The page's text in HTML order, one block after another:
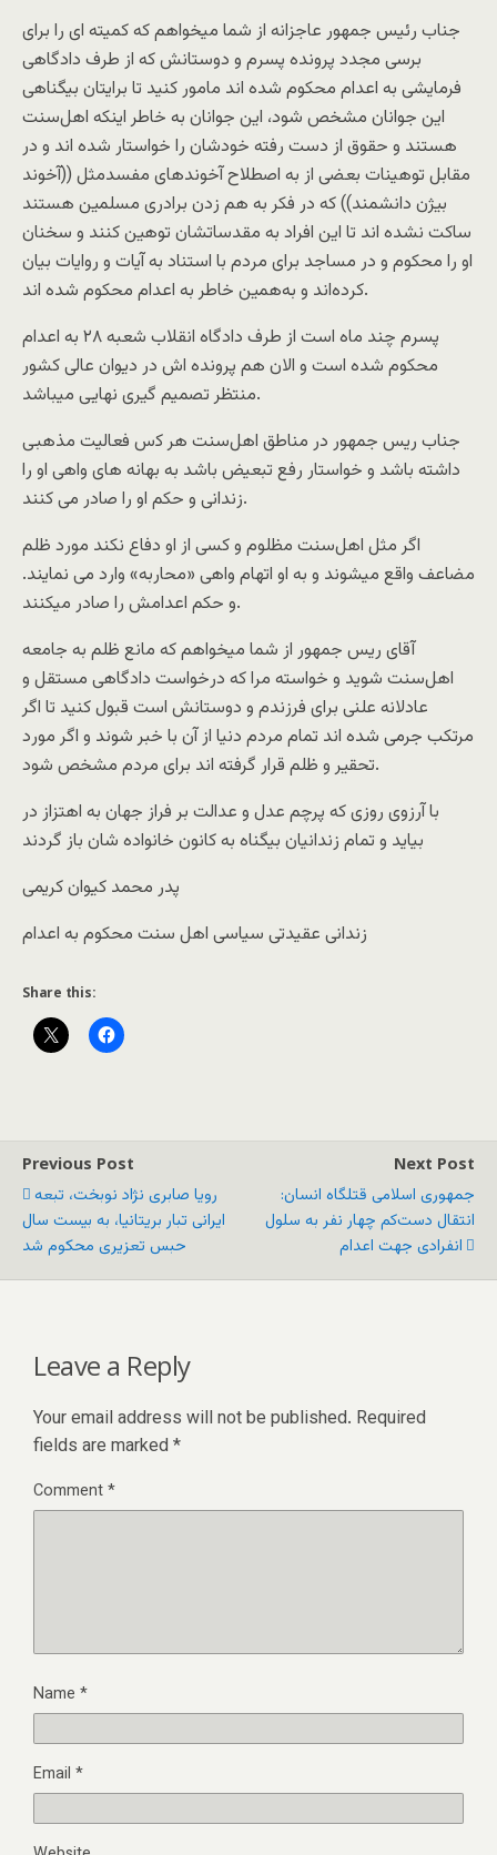
ﺟﻨﺎﺏ ﺭﺋﯿﺲ ﺟﻤﻬﻮﺭ ﻋﺎﺟﺰﺍﻧﻪ ﺍﺯ ﺷﻤﺎ ﻣﯿﺨﻮﺍﻫﻢ ﮐﻪ ﮐﻤﯿﺘﻪ ﺍﯼ ﺭﺍ ﺑﺮﺍﯼ
ﺑﺮﺳﯽ ﻣﺠﺪﺩ ﭘﺮﻭﻧﺪﻩ ﭘﺴﺮﻡ ﻭ ﺩﻭﺳﺘﺎﻧﺶ ﮐﻪ ﺍﺯ ﻃﺮﻑ ﺩﺍﺩﮔﺎﻫﯽ
ﻓﺮﻣﺎﯾﺸﯽ ﺑﻪ ﺍﻋﺪﺍﻡ ﻣﺤﮑﻮﻡ ﺷﺪﻩ ﺍﻧﺪ ﻣﺎﻣﻮﺭ ﮐﻨﯿﺪ ﺗﺎ ﺑﺮﺍﯾﺘﺎﻥ ﺑﯿﮕﻨﺎﻫﯽ
ﺍﯾﻦ ﺟﻮﺍﻧﺎﻥ ﻣﺸﺨﺺ ﺷﻮﺩ، ﺍﯾﻦ ﺟﻮﺍﻧﺎﻥ ﺑﻪ ﺧﺎﻃﺮ ﺍﯾﻨﮑﻪ ﺍﻫﻞ‌ﺳﻨﺖ
ﻫﺴﺘﻨﺪ ﻭ ﺣﻘﻮﻕ ﺍﺯ ﺩﺳﺖ ﺭﻓﺘﻪ ﺧﻮﺩﺷﺎﻥ ﺭﺍ ﺧﻮﺍﺳﺘﺎﺭ ﺷﺪﻩ ﺍﻧﺪ ﻭ ﺩﺭ
ﻣﻘﺎﺑﻞ ﺗﻮﻫﯿﻨﺎﺕ ﺑﻌﻀﯽ ﺍﺯ ﺑﻪ ﺍﺻﻄﻼﺡ ﺁﺧﻮﻧﺪﻫﺎﯼ ﻣﻔﺴﺪﻣﺜﻞ ((ﺁﺧﻮﻧﺪ
ﺑﯿﮋﻥ ﺩﺍﻧﺸﻤﻨﺪ)) ﮐﻪ ﺩﺭ ﻓﮑﺮ ﺑﻪ ﻫﻢ ﺯﺩﻥ ﺑﺮﺍﺩﺭﯼ ﻣﺴﻠﻤﯿﻦ ﻫﺴﺘﻨﺪ
ﺳﺎﮐﺖ ﻧﺸﺪﻩ ﺍﻧﺪ ﺗﺎ ﺍﯾﻦ ﺍﻓﺮﺍﺩ ﺑﻪ ﻣﻘﺪﺳﺎﺗﺸﺎﻥ ﺗﻮﻫﯿﻦ ﮐﻨﻨﺪ ﻭ ﺳﺨﻨﺎﻥ
ﺍﻭ ﺭﺍ ﻣﺤﮑﻮﻡ ﻭ ﺩﺭ ﻣﺴﺎﺟﺪ ﺑﺮﺍﯼ ﻣﺮﺩﻡ ﺑﺎ ﺍﺳﺘﻨﺎﺩ ﺑﻪ آﯾﺎﺕ ﻭ ﺭﻭﺍﯾﺎﺕ ﺑﯿﺎﻥ
ﮐﺮﺩﻩ‌ﺍﻧﺪ ﻭ ﺑﻪﻫﻤﯿﻦ ﺧﺎﻃﺮ ﺑﻪ ﺍﻋﺪﺍﻡ ﻣﺤﮑﻮﻡ ﺷﺪﻩ ﺍﻧﺪ.
ﭘﺴﺮﻡ ﭼﻨﺪ ﻣﺎﻩ ﺍﺳﺖ ﺍﺯ ﻃﺮﻑ ﺩﺍﺩﮔﺎﻩ ﺍﻧﻘﻼﺏ ﺷﻌﺒﻪ ۲۸ ﺑﻪ ﺍﻋﺪﺍﻡ
ﻣﺤﮑﻮﻡ ﺷﺪﻩ ﺍﺳﺖ ﻭ ﺍﻻﻥ ﻫﻢ ﭘﺮﻭﻧﺪﻩ ﺍﺵ ﺩﺭ ﺩﯾﻮﺍﻥ ﻋﺎﻟﯽ ﮐﺸﻮﺭ
ﻣﻨﺘﻈﺮ ﺗﺼﻤﯿﻢ ﮔﯿﺮﯼ ﻧﻬﺎﯾﯽ ﻣﯿﺒﺎﺷﺪ.
ﺟﻨﺎﺏ ﺭﯾﺲ ﺟﻤﻬﻮﺭ ﺩﺭ ﻣﻨﺎﻃﻖ ﺍﻫﻞ‌ﺳﻨﺖ ﻫﺮ ﮐﺱ ﻓﻌﺎﻟﯿﺖ ﻣﺬﻫﺒﯽ
ﺩﺍﺷﺘﻪ ﺑﺎﺷﺪ ﻭ ﺧﻮﺍﺳﺘﺎﺭ ﺭﻓﻊ ﺗﺒﻌﯿﺾ ﺑﺎﺷﺪ ﺑﻪ ﺑﻬﺎﻧﻪ ﻫﺎﯼ ﻭﺍﻫﯽ ﺍﻭ ﺭﺍ
ﺯﻧﺪﺍﻧﯽ ﻭ ﺣﮑﻢ ﺍﻭ ﺭﺍ ﺻﺎﺩﺭ ﻣﯽ ﮐﻨﻨﺪ.
ﺍﮔﺮ ﻣﺜﻞ ﺍﻫﻞ‌ﺳﻨﺖ ﻣﻈﻠﻮﻡ ﻭ ﮐﺴﯽ ﺍﺯ ﺍﻭ ﺩﻓﺎﻉ ﻧﮑﻨﺪ ﻣﻮﺭﺩ ﻇﻠﻢ
ﻣﻀﺎﻋﻒ ﻭﺍﻗﻊ ﻣﯿﺸﻮﻧﺪ ﻭ ﺑﻪ ﺍﻭ ﺍﺗﻬﺎﻡ ﻭﺍﻫﯽ «ﻣﺤﺎﺭﺑﻪ» ﻭﺍﺭﺩ ﻣﯽ ﻧﻤﺎﯾﻨﺪ.
ﻭ ﺣﮑﻢ ﺍﻋﺪﺍﻣﺶ ﺭﺍ ﺻﺎﺩﺭ ﻣﯿﮑﻨﻨﺪ.
آﻗﺎﯼ ﺭﯾﺲ ﺟﻤﻬﻮﺭ ﺍﺯ ﺷﻤﺎ ﻣﯿﺨﻮﺍﻫﻢ ﮐﻪ ﻣﺎﻧﻊ ﻇﻠﻢ ﺑﻪ ﺟﺎﻣﻌﻪ
ﺍﻫﻞ‌ﺳﻨﺖ ﺷﻮﯾﺪ ﻭ ﺧﻮﺍﺳﺘﻪ ﻣﺮﺍ ﮐﻪ ﺩﺭﺧﻮﺍﺳﺖ ﺩﺍﺩﮔﺎﻫﯽ ﻣﺴﺘﻘﻞ ﻭ
ﻋﺎﺩﻻﻧﻪ ﻋﻠﻨﯽ ﺑﺮﺍﯼ ﻓﺮﺯﻧﺪﻡ ﻭ ﺩﻭﺳﺘﺎﻧﺶ ﺍﺳﺖ ﻗﺒﻮﻝ ﮐﻨﯿﺪ ﺗﺎ ﺍﮔﺮ
ﻣﺮﺗﮑﺐ ﺟﺮﻣﯽ ﺷﺪﻩ ﺍﻧﺪ ﺗﻤﺎﻡ ﻣﺮﺩﻡ ﺩﻧﯿﺎ ﺍﺯ آﻥ ﺑﺎ ﺧﺒﺮ ﺷﻮﻧﺪ ﻭ ﺍﮔﺮ ﻣﻮﺭﺩ
ﺗﺤﻘﯿﺮ ﻭ ﻇﻠﻢ ﻗﺮﺍﺭ ﮔﺮﻓﺘﻪ ﺍﻧﺪ ﺑﺮﺍﯼ ﻣﺮﺩﻡ ﻣﺸﺨﺺ ﺷﻮﺩ.
ﺑﺎ ﺁﺭﺯﻭﯼ ﺭﻭﺯﯼ ﮐﻪ ﭘﺮﭼﻢ ﻋﺪﻝ ﻭ ﻋﺪﺍﻟﺖ ﺑﺮ ﻓﺮﺍﺯ ﺟﻬﺎﻥ ﺑﻪ ﺍﻫﺘﺰﺍﺯ ﺩﺭ
ﺑﯿﺎﯾﺪ ﻭ ﺗﻤﺎﻡ ﺯﻧﺪﺍﻧﯿﺎﻥ ﺑﯿﮕﻨﺎﻩ ﺑﻪ ﮐﺎﻧﻮﻥ ﺧﺎﻧﻮﺍﺩﻩ ﺷﺎﻥ ﺑﺎﺯ ﮔﺮﺩﻧﺪ
ﭘﺪﺭ ﻣﺤﻤﺪ ﮐﯿﻮﺍﻥ ﮐﺮﯾﻤﯽ
ﺯﻧﺪﺍﻧﯽ ﻋﻘﯿﺪﺗﯽ ﺳﯿﺎﺳﯽ ﺍﻫﻞ ﺳﻨﺖ ﻣﺤﮑﻮﻡ ﺑﻪ ﺍﻋﺪﺍﻡ
Share this:
Previous Post
رویا صابری نژاد نوبخت، تبعه
ایرانی تبار بریتانیا، به بیست سال
حبس تعزیری محکوم شد
Next Post
جمهوری اسلامی قتلگاه انسان:
انتقال دست‌کم چهار نفر به سلول
انفرادی جهت اعدام
Leave a Reply
Your email address will not be published. Required
fields are marked *
Comment*
Name *
Email *